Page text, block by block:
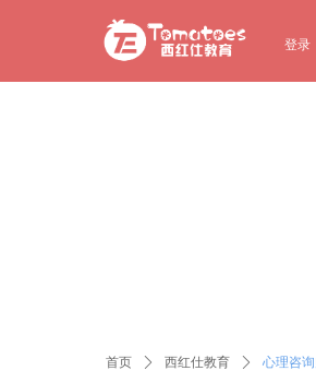
登录
首页 ꄲ 西红仕教育 ꄲ 心理咨